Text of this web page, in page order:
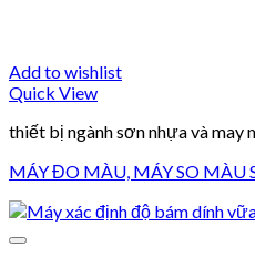
Add to wishlist
Quick View
thiết bị ngành sơn nhựa và may
MÁY ĐO MÀU, MÁY SO MÀU